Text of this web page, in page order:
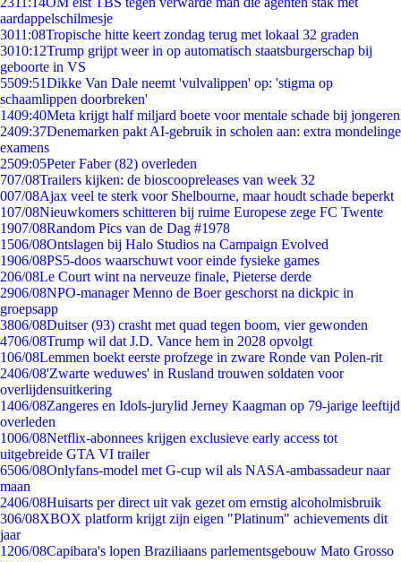
aardappelschilmesje
3011:08Tropische hitte keert zondag terug met lokaal 32 graden
3010:12Trump grijpt weer in op automatisch staatsburgerschap bij
geboorte in VS
5509:51Dikke Van Dale neemt 'vulvalippen' op: 'stigma op
schaamlippen doorbreken'
1409:40Meta krijgt half miljard boete voor mentale schade bij jongeren
2409:37Denemarken pakt AI-gebruik in scholen aan: extra mondelinge
examens
2509:05Peter Faber (82) overleden
707/08Trailers kijken: de bioscoopreleases van week 32
007/08Ajax veel te sterk voor Shelbourne, maar houdt schade beperkt
107/08Nieuwkomers schitteren bij ruime Europese zege FC Twente
1907/08Random Pics van de Dag #1978
1506/08Ontslagen bij Halo Studios na Campaign Evolved
1906/08PS5-doos waarschuwt voor einde fysieke games
206/08Le Court wint na nerveuze finale, Pieterse derde
2906/08NPO-manager Menno de Boer geschorst na dickpic in
groepsapp
3806/08Duitser (93) crasht met quad tegen boom, vier gewonden
4706/08Trump wil dat J.D. Vance hem in 2028 opvolgt
106/08Lemmen boekt eerste profzege in zware Ronde van Polen-rit
2406/08'Zwarte weduwes' in Rusland trouwen soldaten voor
overlijdensuitkering
1406/08Zangeres en Idols-jurylid Jerney Kaagman op 79-jarige leeftijd
overleden
1006/08Netflix-abonnees krijgen exclusieve early access tot
uitgebreide GTA VI trailer
6506/08Onlyfans-model met G-cup wil als NASA-ambassadeur naar
maan
2406/08Huisarts per direct uit vak gezet om ernstig alcoholmisbruik
306/08XBOX platform krijgt zijn eigen "Platinum" achievements dit
jaar
1206/08Capibara's lopen Braziliaans parlementsgebouw Mato Grosso